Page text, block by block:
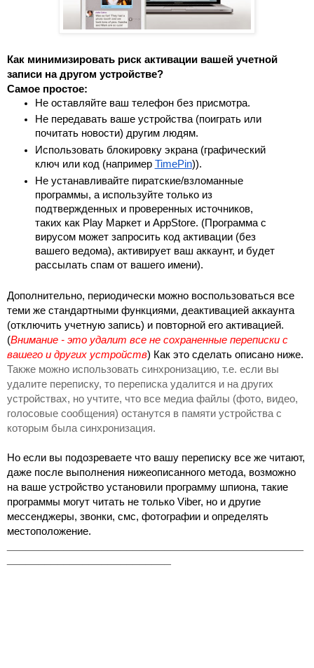
Как минимизировать риск активации вашей учетной
записи на другом устройстве?
Самое простое:
Не оставляйте ваш телефон без присмотра.
Не передавать ваше устройства (поиграть или
почитать новости) другим людям.
Использовать блокировку экрана (графический
ключ или код (например TimePin)).
Не устанавливайте пиратские/взломанные
программы, а используйте только из
подтвержденных и проверенных источников,
таких как Play Маркет и AppStore. (Программа с
вирусом может запросить код активации (без
вашего ведома), активирует ваш аккаунт, и будет
рассылать спам от вашего имени).
Дополнительно, периодически можно воспользоваться все
теми же стандартными функциями, деактивацией аккаунта
(отключить учетную запись) и повторной его активацией.
(Внимание - это удалит все не сохраненные переписки с
вашего и других устройств
Также можно использовать синхронизацию, т.е. если вы
удалите переписку, то переписка удалится и на других
устройствах, но учтите, что все медиа файлы (фото, видео,
голосовые сообщения) останутся в памяти устройства с
которым была синхронизация.
Но если вы подозреваете что вашу переписку все же читают,
даже после выполнения нижеописанного метода, возможно
на ваше устройство установили программу шпиона, такие
программы могут читать не только Viber, но и другие
мессенджеры, звонки, смс, фотографии и определять
местоположение.